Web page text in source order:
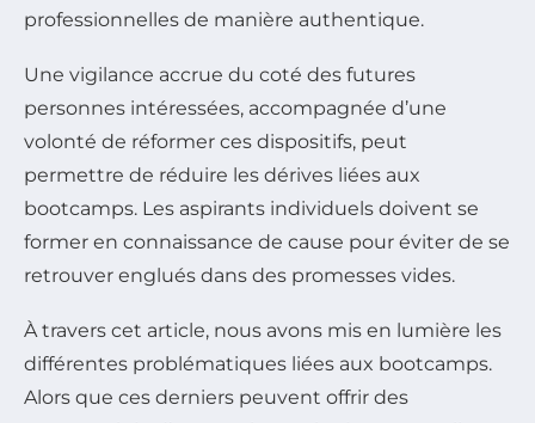
professionnelles de manière authentique.
Une vigilance accrue du coté des futures
personnes intéressées, accompagnée d’une
volonté de réformer ces dispositifs, peut
permettre de réduire les dérives liées aux
bootcamps. Les aspirants individuels doivent se
former en connaissance de cause pour éviter de se
retrouver englués dans des promesses vides.
À travers cet article, nous avons mis en lumière les
différentes problématiques liées aux bootcamps.
Alors que ces derniers peuvent offrir des